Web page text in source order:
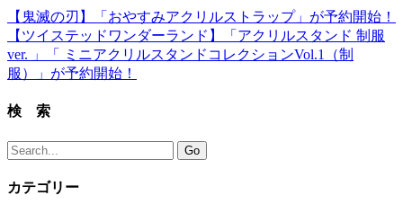
【鬼滅の刃】「おやすみアクリルストラップ」が予約開始！
【ツイステッドワンダーランド】「アクリルスタンド 制服
ver. 」「 ミニアクリルスタンドコレクションVol.1（制
服）」が予約開始！
検 索
カテゴリー